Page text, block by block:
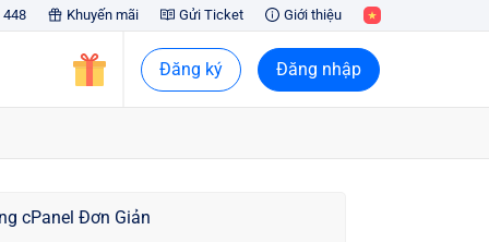
448 Khuyến mãi Gửi Ticket Giới thiệu
Đăng ký Đăng nhập
cPanel Đơn Giản